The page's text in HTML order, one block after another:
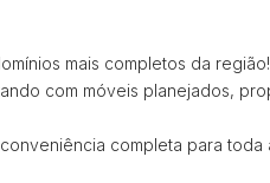
mais completos da região!
com móveis planejados,
completa para toda